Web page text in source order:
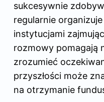
sukcesywnie
regularnie
instytucjami
rozmowy pomagają
zrozumieć
przyszłości może
na otrzymanie